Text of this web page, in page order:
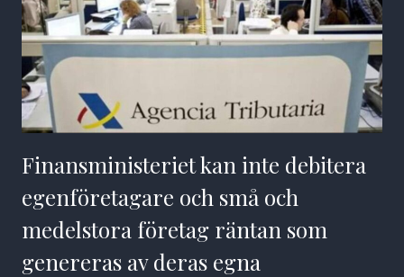
Finansministeriet kan inte debitera
egenföretagare och små och
medelstora företag räntan som
genereras av deras egna